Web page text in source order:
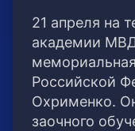
21 апреля на
академии
Российской
Охрименко.
заочного